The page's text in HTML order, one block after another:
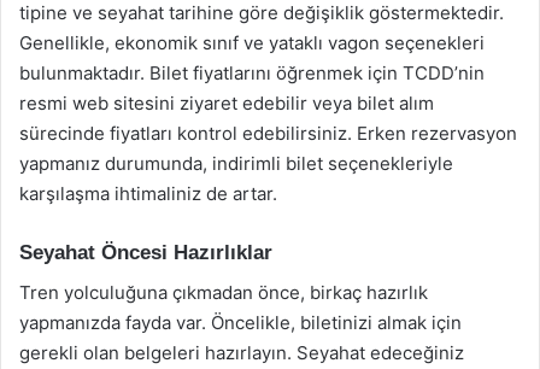
tipine ve seyahat tarihine göre değişiklik göstermektedir.
Genellikle, ekonomik sınıf ve yataklı vagon seçenekleri
bulunmaktadır. Bilet fiyatlarını öğrenmek için TCDD’nin
resmi web sitesini ziyaret edebilir veya bilet alım
sürecinde fiyatları kontrol edebilirsiniz. Erken rezervasyon
yapmanız durumunda, indirimli bilet seçenekleriyle
karşılaşma ihtimaliniz de artar.
Seyahat Öncesi Hazırlıklar
Tren yolculuğuna çıkmadan önce, birkaç hazırlık
yapmanızda fayda var. Öncelikle, biletinizi almak için
gerekli olan belgeleri hazırlayın. Seyahat edeceğiniz